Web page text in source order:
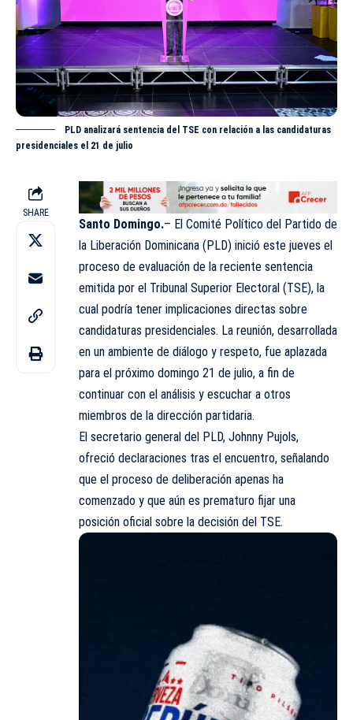
PLD analizará sentencia del TSE con relación a las candidaturas
presidenciales el 21 de julio
SHARE
Santo Domingo.– El Comité Político del Partido de
la Liberación Dominicana (PLD) inició este jueves el
proceso de evaluación de la reciente sentencia
emitida por el Tribunal Superior Electoral (TSE), la
cual podría tener implicaciones directas sobre
candidaturas presidenciales. La reunión, desarrollada
en un ambiente de diálogo y respeto, fue aplazada
para el próximo domingo 21 de julio, a fin de
continuar con el análisis y escuchar a otros
miembros de la dirección partidaria.
El secretario general del PLD, Johnny Pujols,
ofreció declaraciones tras el encuentro, señalando
que el proceso de deliberación apenas ha
comenzado y que aún es prematuro fijar una
posición oficial sobre la decisión del TSE.